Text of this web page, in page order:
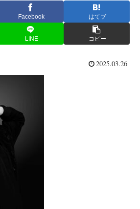
Facebook はてブ
LINE コピー
2025.03.26